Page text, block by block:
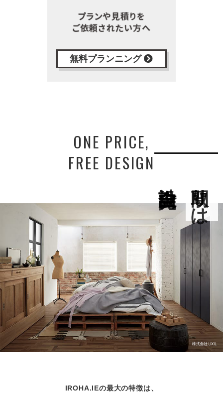
無料プランニング
ONE PRICE,
FREE DESIGN
間取りは
IROHA.IEの最大の特徴は、